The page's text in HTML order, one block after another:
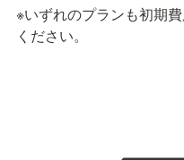
※いずれのプランも初期
ください。